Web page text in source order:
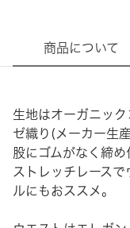
商品について
生地はオーガニッ
ゼ織り(メーカー生
股にゴムがなく締め
ストレッチレース
ルにもおススメ。